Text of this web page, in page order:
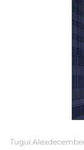
Tugui Alex